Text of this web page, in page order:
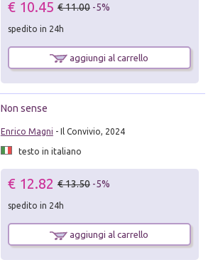
€ 10.45 € 11.00 -5%
spedito in 24h
aggiungi al carrello
Non sense
Enrico Magni - Il Convivio, 2024
testo in italiano
€ 12.82 € 13.50 -5%
spedito in 24h
aggiungi al carrello